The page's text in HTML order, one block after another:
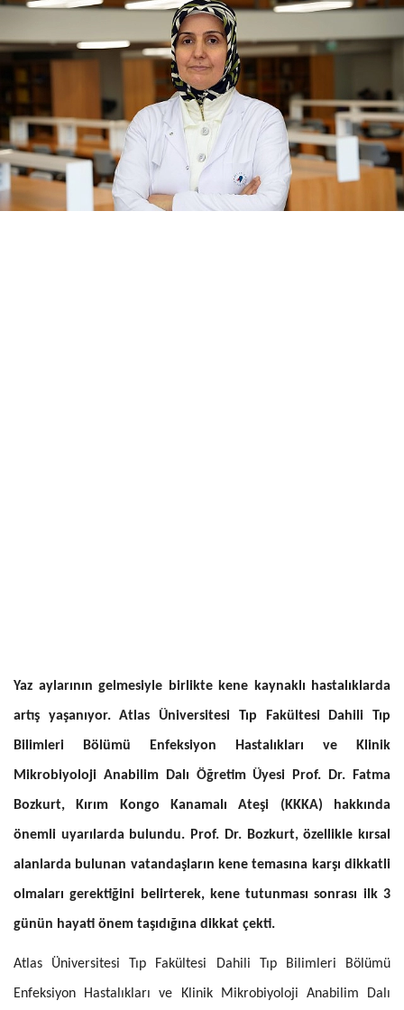
Yaz aylarının gelmesiyle birlikte kene kaynaklı hastalıklarda
artış yaşanıyor. Atlas Üniversitesi Tıp Fakültesi Dahili Tıp
Bilimleri Bölümü Enfeksiyon Hastalıkları ve Klinik
Mikrobiyoloji Anabilim Dalı Öğretim Üyesi Prof. Dr. Fatma
Bozkurt, Kırım Kongo Kanamalı Ateşi (KKKA) hakkında
önemli uyarılarda bulundu. Prof. Dr. Bozkurt, özellikle kırsal
alanlarda bulunan vatandaşların kene temasına karşı dikkatli
olmaları gerektiğini belirterek, kene tutunması sonrası ilk 3
günün hayati önem taşıdığına dikkat çekti.
Atlas Üniversitesi Tıp Fakültesi Dahili Tıp Bilimleri Bölümü
Enfeksiyon Hastalıkları ve Klinik Mikrobiyoloji Anabilim Dalı